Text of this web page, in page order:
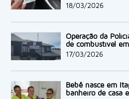
18/03/2026
Operação da
de combustível
17/03/2026
Bebê nasce em
banheiro de casa